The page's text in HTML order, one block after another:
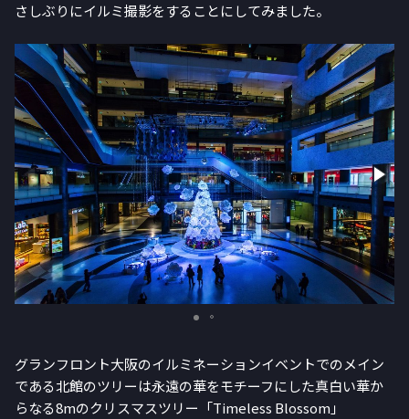
さしぶりにイルミ撮影をすることにしてみました。
グランフロント大阪のイルミネーションイベントでのメイン
である北館のツリーは永遠の華をモチーフにした真白い華か
らなる8mのクリスマスツリー「Timeless Blossom」